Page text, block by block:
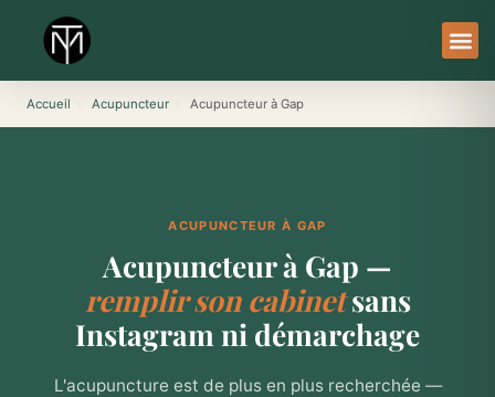
contenu
Accueil Acupuncteur Acupuncteur à Gap
ACUPUNCTEUR À GAP
Acupuncteur à Gap —
remplir son cabinetsans
Instagram ni démarchage
L'acupuncture est de plus en plus recherchée —